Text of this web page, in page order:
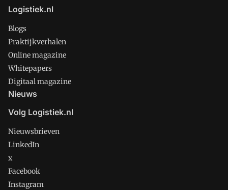
Logistiek.nl
Blogs
Praktijkverhalen
Online magazine
Whitepapers
Digitaal magazine
Nieuws
Volg Logistiek.nl
Nieuwsbrieven
LinkedIn
x
Facebook
Instagram